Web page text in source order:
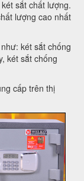
sắt chất lượng.
lượng cao nhất
két sắt chống
két sắt chống
cấp trên thị